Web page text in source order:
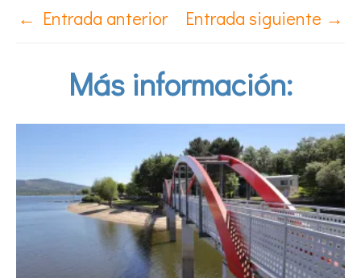
← Entrada anterior Entrada siguiente →
Más información: